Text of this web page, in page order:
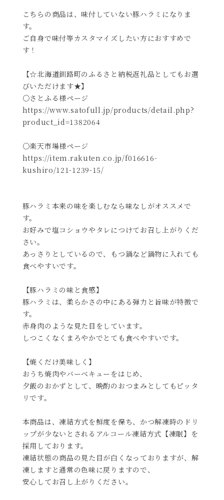
こちらの商品は、味付していない豚ハラミになりま
す。
ご自身で味付等カスタマイズしたい方におすすめで
す！
【☆北海道釧路町のふるさと納税返礼品としてもお選
びいただけます★】
〇さとふる様ページ
https://www.satofull.jp/products/detail.php?
product_id=1382064
〇楽天市場様ページ
https://item.rakuten.co.jp/f016616-
kushiro/121-1239-15/
豚ハラミ本来の味を楽しむなら味なしがオススメで
す。
お好みで塩コショウやタレにつけてお召し上がりくだ
さい。
あっさりとしているので、もつ鍋など鍋物に入れても
食べやすいです。
【豚ハラミの味と食感】
豚ハラミは、柔らかさの中にある弾力と旨味が特徴で
す。
赤身肉のような見た目をしています。
しつこくなくまろやかでとても食べやすいです。
【焼くだけ美味しく】
おうち焼肉やバーベキューをはじめ、
夕飯のおかずとして、晩酌のおつまみとしてもピッタ
リです。
本商品は、凍結方式を鮮度を保ち、かつ解凍時のドリ
ップが少ないとされるアルコール凍結方式【凍眠】を
採用しております。
凍結状態の商品の見た目が白くなっておりますが、解
凍しますと通常の色味に戻りますので、
安心してお召し上がりください。